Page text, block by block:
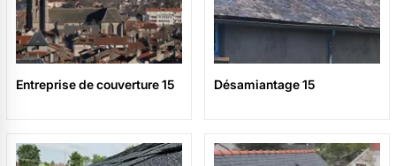
Entreprise de couverture 15 Désamiantage 15